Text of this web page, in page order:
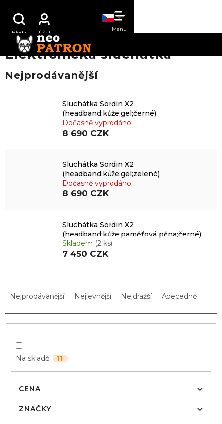
obsah
Elektronická sluchátka
Nejprodávanější
Sluchátka Sordin X2
(headband;kůže;gel;černé)
Dočasně vyprodáno
8 690 CZK
Sluchátka Sordin X2
(headband;kůže;gel;zelené)
Dočasně vyprodáno
8 690 CZK
Sluchátka Sordin X2
(headband;kůže;paměťová pěna;černé)
Skladem (2 ks)
7 450 CZK
a
e
n
o
d
Nejprodávanější Nejlevnější Nejdražší Abecedně
Na skladě 11
CENA
ZNAČKY